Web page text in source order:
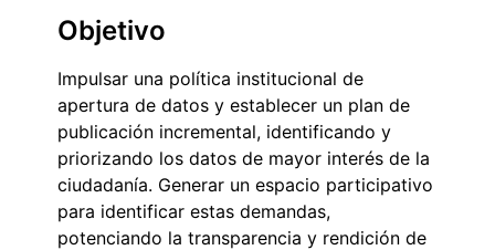
Objetivo
Impulsar una política institucional de
apertura de datos y establecer un plan de
publicación incremental, identificando y
priorizando los datos de mayor interés de la
ciudadanía. Generar un espacio participativo
para identificar estas demandas,
potenciando la transparencia y rendición de